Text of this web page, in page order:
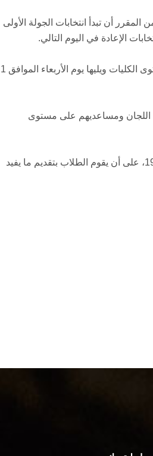
الموافق 25 من نوفمبر ، هذا ومن المقرر أن تبدأ انتخابات الجولة الأولى
ثم في ال 30 من نوفمبر تجرى انتخابات أمناء اللجان ومساعديهم على مستوى الكليات ويليها يوم الأربعاء الموافق 1
الموافق 2 ديسمبر 2021 بانتخاب أمناء اللجان ومساعديهم على مستوى
ويراعى اتخاذ كافة الإجراءات الاحترازية والوقائية لمواجهة فيروس كوفيد- 19، على أن يقوم الطلاب بتقديم ما يفيد